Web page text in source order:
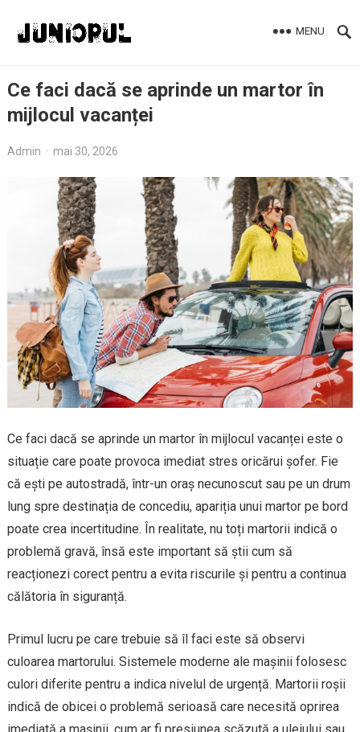
MENU
Ce faci dacă se aprinde un martor în
mijlocul vacanței
Admin · mai 30, 2026
Ce faci dacă se aprinde un martor în mijlocul vacanței este o
situație care poate provoca imediat stres oricărui șofer. Fie
că ești pe autostradă, într-un oraș necunoscut sau pe un drum
lung spre destinația de concediu, apariția unui martor pe bord
poate crea incertitudine. În realitate, nu toți martorii indică o
problemă gravă, însă este important să știi cum să
reacționezi corect pentru a evita riscurile și pentru a continua
călătoria în siguranță.
Primul lucru pe care trebuie să îl faci este să observi
culoarea martorului. Sistemele moderne ale mașinii folosesc
culori diferite pentru a indica nivelul de urgență. Martorii roșii
indică de obicei o problemă serioasă care necesită oprirea